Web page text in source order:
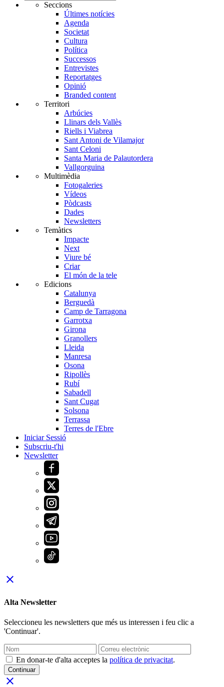
Seccions
Últimes notícies
Agenda
Societat
Cultura
Política
Successos
Entrevistes
Reportatges
Opinió
Branded content
Territori
Arbúcies
Llinars dels Vallès
Riells i Viabrea
Sant Antoni de Vilamajor
Sant Celoni
Santa Maria de Palautordera
Vallgorguina
Multimèdia
Fotogaleries
Vídeos
Pòdcasts
Dades
Newsletters
Temàtics
Impacte
Next
Viure bé
Criar
El món de la tele
Edicions
Catalunya
Berguedà
Camp de Tarragona
Garrotxa
Girona
Granollers
Lleida
Manresa
Osona
Ripollès
Rubí
Sabadell
Sant Cugat
Solsona
Terrassa
Terres de l'Ebre
Iniciar Sessió
Subscriu-t'hi
Newsletter
close
Alta Newsletter
Seleccioneu les newsletters que més us interessen i feu clic a
'Continuar'.
En donar-te d'alta acceptes la política de privacitat.
Continuar
close